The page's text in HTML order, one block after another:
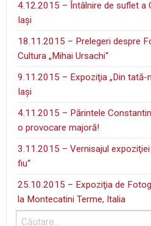
4.12.2015 – Întâlnire de suflet a
Iaşi
18.11.2015 – Prelegeri despre
Cultura „Mihai Ursachi“
9.11.2015 – Expoziţia „Din tată-
Iaşi
4.11.2015 – Părintele
o provocare majoră!
3.11.2015 – Vernisajul
fiu“
25.10.2015 – Expoziţia de
la Montecatini Terme, Italia